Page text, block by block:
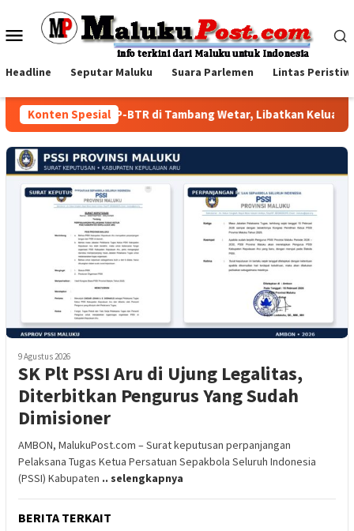
konten
Menu
Headline Seputar Maluku Suara Parlemen Lintas
Konten Spesial
Family Visit BKP-BTR di Tambang Wetar, Libatkan Keluarga
9 Agustus 2026
SK Plt PSSI Aru di Ujung Legalitas,
Diterbitkan Pengurus Yang Sudah
Dimisioner
AMBON, MalukuPost.com – Surat keputusan perpanjangan
Pelaksana Tugas Ketua Persatuan Sepakbola Seluruh Indonesia
(PSSI) Kabupaten .. selengkapnya
BERITA TERKAIT